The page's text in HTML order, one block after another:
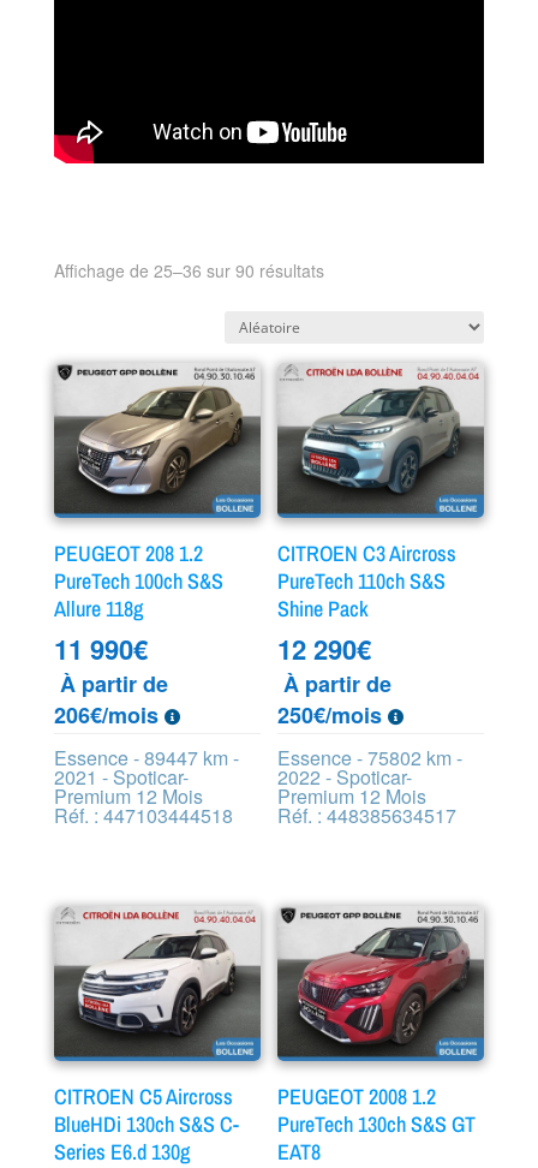
Affichage de 25–36 sur 90 résultats
PEUGEOT 208 1.2
PureTech 100ch S&S
Allure 118g
11 990€
À partir de
206€/mois
Essence - 89447 km -
2021 - Spoticar-
Premium 12 Mois
Réf. : 447103444518
CITROEN C3 Aircross
PureTech 110ch S&S
Shine Pack
12 290€
À partir de
250€/mois
Essence - 75802 km -
2022 - Spoticar-
Premium 12 Mois
Réf. : 448385634517
CITROEN C5 Aircross
BlueHDi 130ch S&S C-
Series E6.d 130g
PEUGEOT 2008 1.2
PureTech 130ch S&S GT
EAT8